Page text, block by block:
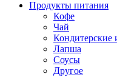
Продукты питания
Кофе
Чай
Кондитерские
Лапша
Соусы
Другое